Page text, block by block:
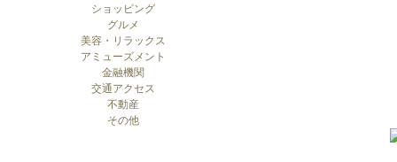
ショッピング
グルメ
美容・リラックス
アミューズメント
金融機関
交通アクセス
不動産
その他